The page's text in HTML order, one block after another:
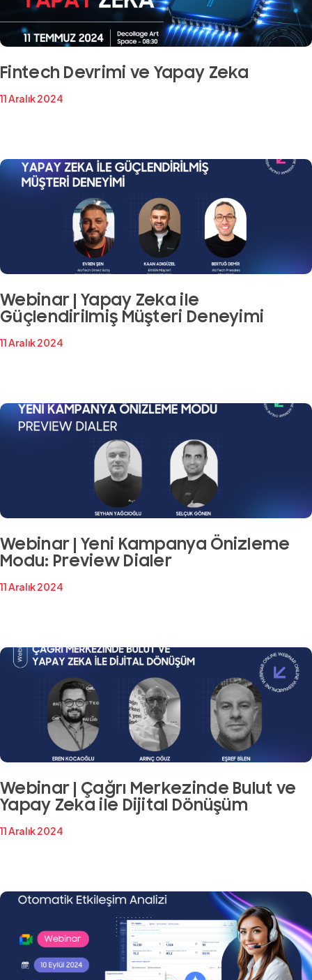
Fintech Devrimi ve Yapay Zeka
11 Aralık 2024
Webinar | Yapay Zeka ile
Güçlendirilmiş Müşteri Deneyimi
11 Aralık 2024
Webinar | Yeni Kampanya Önizleme
Modu: Preview Dialer
11 Aralık 2024
Webinar | Çağrı Merkezinde Bulut ve
Yapay Zeka ile Dijital Dönüşüm
11 Aralık 2024